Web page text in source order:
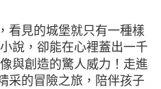
看見的城堡就只有一種樣
說，卻能在心裡蓋出一千
與創造的驚人威力！走進
采的冒險之旅，陪伴孩子